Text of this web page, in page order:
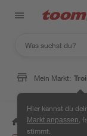
Mein Markt:
Hier kannst du
Markt anpassen ,
stimmt.
/ Bauen &